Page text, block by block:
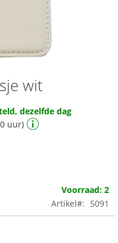
wit
dezelfde dag
uur)
Voorraad: 2
Artikel
5091